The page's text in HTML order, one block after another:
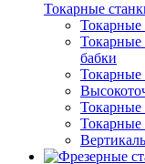
Токарные
Токарные
Токарные
бабки
Токарные
Токарные
Токарные